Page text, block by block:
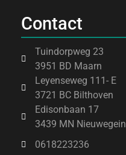
Contact
Tuindorpweg 23
3951 BD Maarn
Leyenseweg 111- E
3721 BC Bilthoven
Edisonbaan 17
3439 MN Nieuwegein
0618223236